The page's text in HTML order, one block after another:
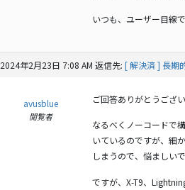
いつも、ユーザー目線
2024年2月23日 7:08 AM 返信先: [ 解決済 ] 長期
avusblue
閲覧者
ご回答ありがとうござい
なるべくノーコードで
いているのですが、細
しまうので、悩ましい
ですが、X-T9、